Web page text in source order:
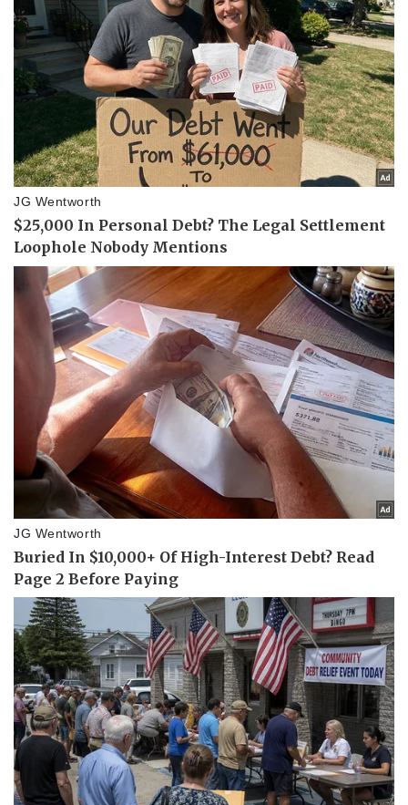
Pháp luật
Vụ án
Tin nóng
Tư vấn luật
Quân sự - Quốc phòng
Vũ khí
Việt Nam
Phân tích